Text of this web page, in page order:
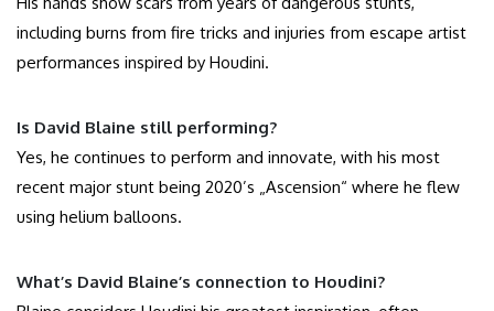
including burns from fire tricks and injuries from escape artist
performances inspired by Houdini.
Is David Blaine still performing?
Yes, he continues to perform and innovate, with his most
recent major stunt being 2020’s „Ascension“ where he flew
using helium balloons.
What’s David Blaine’s connection to Houdini?